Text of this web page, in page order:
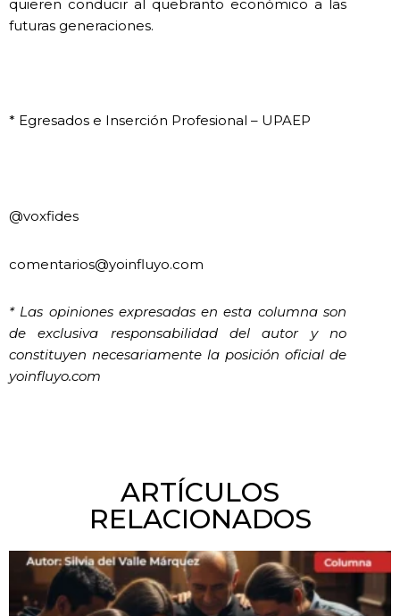
quieren conducir al quebranto económico a las
futuras generaciones.
* Egresados e Inserción Profesional – UPAEP
@voxfides
comentarios@yoinfluyo.com
* Las opiniones expresadas en esta columna son
de exclusiva responsabilidad del autor y no
constituyen necesariamente la posición oficial de
yoinfluyo.com
ARTÍCULOS
RELACIONADOS